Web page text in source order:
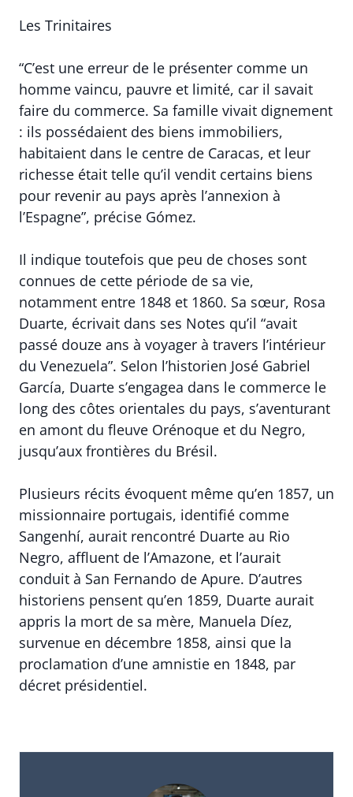
Les Trinitaires
“C’est une erreur de le présenter comme un
homme vaincu, pauvre et limité, car il savait
faire du commerce. Sa famille vivait dignement
: ils possédaient des biens immobiliers,
habitaient dans le centre de Caracas, et leur
richesse était telle qu’il vendit certains biens
pour revenir au pays après l’annexion à
l’Espagne”, précise Gómez.
Il indique toutefois que peu de choses sont
connues de cette période de sa vie,
notamment entre 1848 et 1860. Sa sœur, Rosa
Duarte, écrivait dans ses Notes qu’il “avait
passé douze ans à voyager à travers l’intérieur
du Venezuela”. Selon l’historien José Gabriel
García, Duarte s’engagea dans le commerce le
long des côtes orientales du pays, s’aventurant
en amont du fleuve Orénoque et du Negro,
jusqu’aux frontières du Brésil.
Plusieurs récits évoquent même qu’en 1857, un
missionnaire portugais, identifié comme
Sangenhí, aurait rencontré Duarte au Rio
Negro, affluent de l’Amazone, et l’aurait
conduit à San Fernando de Apure. D’autres
historiens pensent qu’en 1859, Duarte aurait
appris la mort de sa mère, Manuela Díez,
survenue en décembre 1858, ainsi que la
proclamation d’une amnistie en 1848, par
décret présidentiel.